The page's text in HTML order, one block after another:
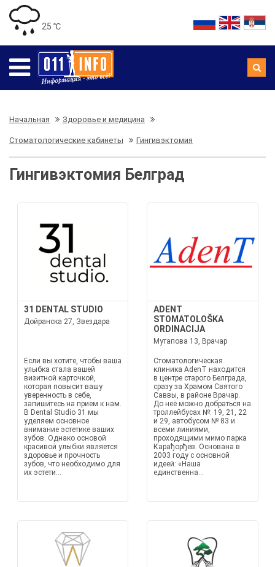
25 ℃
Начальная Здоровье и медицина
Стоматологические кабинеты Гингивэктомия
Гингивэктомия Белград
31 DENTAL STUDIO
Дойранска 27, Звездара
Если вы хотите, чтобы ваша
улыбка стала вашей
визитной карточкой,
которая повысит вашу
уверенность в себе,
запишитесь на прием к нам.
В Dental Studio 31 мы
уделяем основное
внимание эстетике ваших
зубов. Однако основой
красивой улыбки является
здоровье и прочность
зубов, что необходимо для
их эстети...
ADENT
STOMATOLOŠKA
ORDINACIJA
Мутапова 13, Врачар
Стоматологическая
клиника AdenT находится
в центре старого Белграда,
сразу за Храмом Святого
Саввы, в районе Врачар.
До неё можно добраться на
троллейбусах №: 19, 21, 22
и 29, автобусом № 83 и
всеми линиями,
проходящими мимо парка
Карађорђев. Основана в
2003 году с основной
идеей: «Наша
единственна...